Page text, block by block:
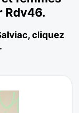
Rdv46.
cliquez